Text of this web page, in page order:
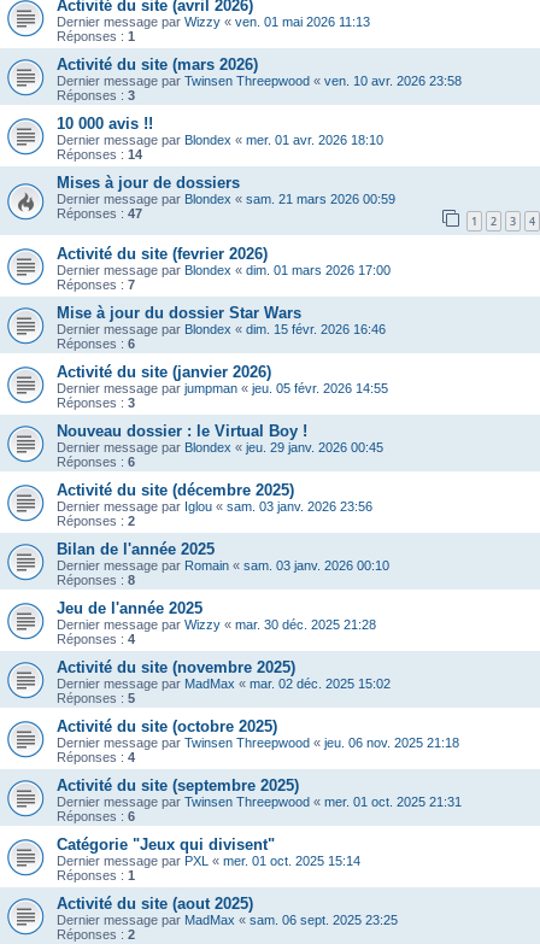
Activité du site (avril 2026)
Dernier message par Wizzy « ven. 01 mai 2026 11:13
Réponses : 1
Activité du site (mars 2026)
Dernier message par Twinsen Threepwood « ven. 10 avr. 2026 23:58
Réponses : 3
10 000 avis !!
Dernier message par Blondex « mer. 01 avr. 2026 18:10
Réponses : 14
Mises à jour de dossiers
Dernier message par Blondex « sam. 21 mars 2026 00:59
Réponses : 47 1 2 3 4
Activité du site (fevrier 2026)
Dernier message par Blondex « dim. 01 mars 2026 17:00
Réponses : 7
Mise à jour du dossier Star Wars
Dernier message par Blondex « dim. 15 févr. 2026 16:46
Réponses : 6
Activité du site (janvier 2026)
Dernier message par jumpman « jeu. 05 févr. 2026 14:55
Réponses : 3
Nouveau dossier : le Virtual Boy !
Dernier message par Blondex « jeu. 29 janv. 2026 00:45
Réponses : 6
Activité du site (décembre 2025)
Dernier message par Iglou « sam. 03 janv. 2026 23:56
Réponses : 2
Bilan de l'année 2025
Dernier message par Romain « sam. 03 janv. 2026 00:10
Réponses : 8
Jeu de l'année 2025
Dernier message par Wizzy « mar. 30 déc. 2025 21:28
Réponses : 4
Activité du site (novembre 2025)
Dernier message par MadMax « mar. 02 déc. 2025 15:02
Réponses : 5
Activité du site (octobre 2025)
Dernier message par Twinsen Threepwood « jeu. 06 nov. 2025 21:18
Réponses : 4
Activité du site (septembre 2025)
Dernier message par Twinsen Threepwood « mer. 01 oct. 2025 21:31
Réponses : 6
Catégorie "Jeux qui divisent"
Dernier message par PXL « mer. 01 oct. 2025 15:14
Réponses : 1
Activité du site (aout 2025)
Dernier message par MadMax « sam. 06 sept. 2025 23:25
Réponses : 2